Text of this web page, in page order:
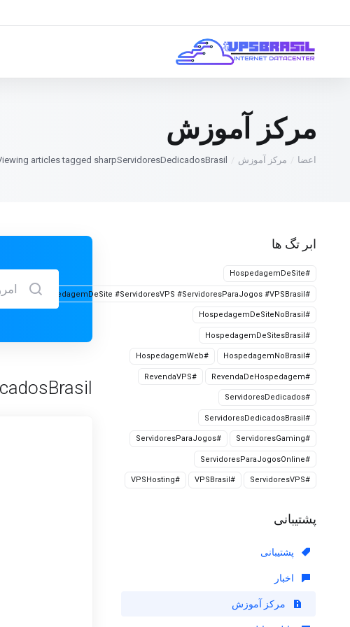
مرکز آموزش
اعضا مرکز آموزش articles tagged sharpServidoresDedicadosBrasil
ابر تگ ها
#HospedagemDeSite
#HospedagemDeSite #ServidoresVPS #ServidoresParaJogos #VPSBrasil
#HospedagemDeSiteNoBrasil
#HospedagemDeSitesBrasil
#HospedagemNoBrasil
#HospedagemWeb
#RevendaDeHospedagem
#RevendaVPS
#ServidoresDedicados
#ServidoresDedicadosBrasil
#ServidoresGaming
#ServidoresParaJogos
#ServidoresParaJogosOnline
#ServidoresVPS
#VPSBrasil
#VPSHosting
پشتیبانی
پشتیبانی
اخبار
مرکز آموزش